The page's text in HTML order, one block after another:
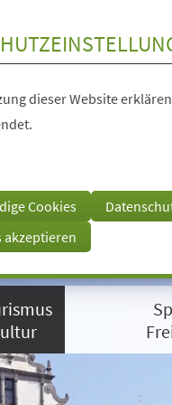
dieser Website
Cookies
akzeptieren